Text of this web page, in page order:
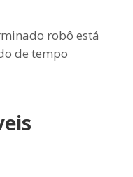
robô está
de tempo